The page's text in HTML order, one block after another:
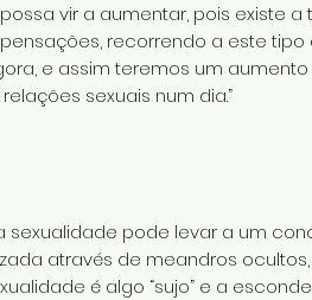
vir a aumentar, pois existe a
recorrendo a este tipo
e assim teremos um
sexuais num dia.”
sexualidade pode levar a um
através de meandros
é algo “sujo” e a